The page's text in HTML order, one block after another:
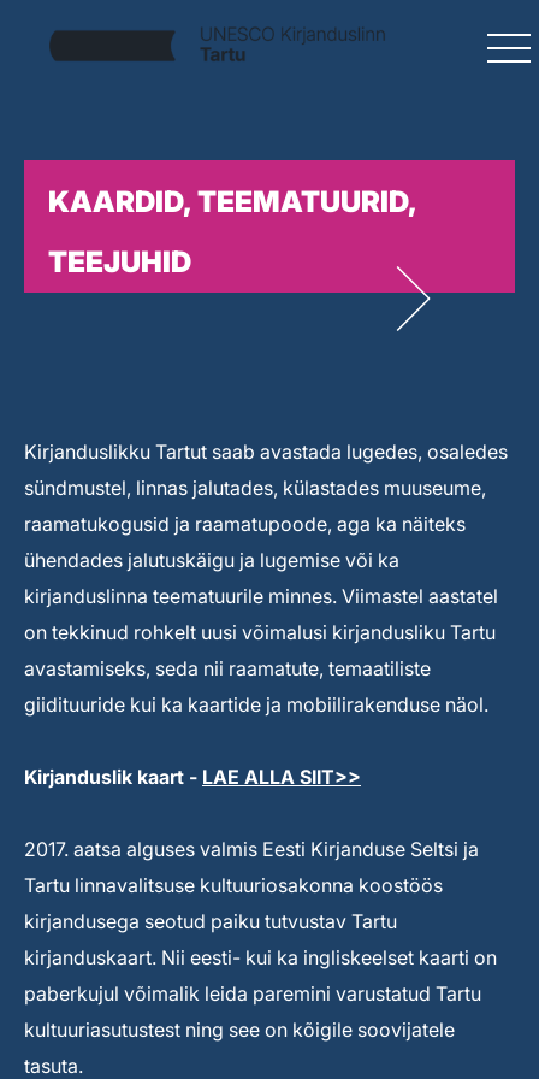
KAARDID, TEEMATUURID,
TEEJUHID
Kirjanduslikku Tartut saab avastada lugedes, osaledes
sündmustel, linnas jalutades, külastades muuseume,
raamatukogusid ja raamatupoode, aga ka näiteks
ühendades jalutuskäigu ja lugemise või ka
kirjanduslinna teematuurile minnes. Viimastel aastatel
on tekkinud rohkelt uusi võimalusi kirjandusliku Tartu
avastamiseks, seda nii raamatute, temaatiliste
giidituuride kui ka kaartide ja mobiilirakenduse näol.
Kirjanduslik kaart - LAE ALLA SIIT>>
2017. aatsa alguses valmis Eesti Kirjanduse Seltsi ja
Tartu linnavalitsuse kultuuriosakonna koostöös
kirjandusega seotud paiku tutvustav Tartu
kirjanduskaart. Nii eesti- kui ka ingliskeelset kaarti on
paberkujul võimalik leida paremini varustatud Tartu
kultuuriasutustest ning see on kõigile soovijatele
tasuta.